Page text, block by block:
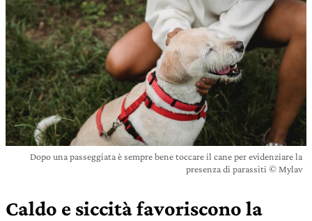
Dopo una passeggiata è sempre bene toccare il cane per evidenziare la
presenza di parassiti © Mylav
Caldo e siccità favoriscono la